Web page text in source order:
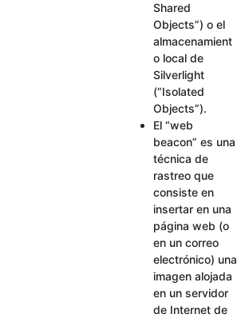
Shared
Objects”) o el
almacenamient
o local de
Silverlight
(“Isolated
Objects”).
El “web
beacon” es una
técnica de
rastreo que
consiste en
insertar en una
página web (o
en un correo
electrónico) una
imagen alojada
en un servidor
de Internet de